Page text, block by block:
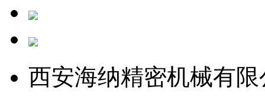
西安海纳精密机械有